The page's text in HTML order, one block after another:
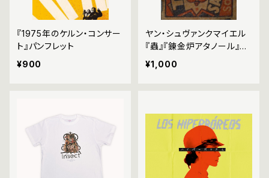
『1975年のケルン・コンサー
ト』パンフレット
¥900
ヤン・シュヴァンクマイエル
『蟲』『錬金炉アタノール』
『クンストカメラ』パンフレッ
¥1,000